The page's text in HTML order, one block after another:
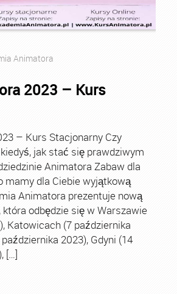
Animatora
2023 – Kurs
– Kurs Stacjonarny Czy
jak stać się prawdziwym
Animatora Zabaw dla
mamy dla Ciebie wyjątkową
Animatora prezentuje nową
odbędzie się w Warszawie
Katowicach (7 października
2023), Gdyni (14
[…]